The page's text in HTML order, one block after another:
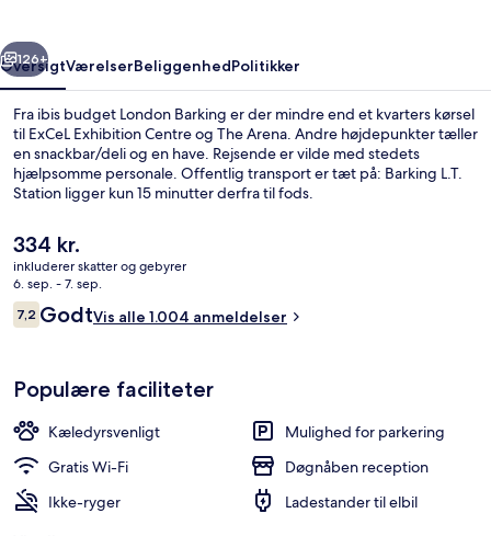
Næste
126+
OversigtVærelserBeliggenhedPolitikker
Fra ibis budget London Barking er der mindre end et kvarters kørsel
til ExCeL Exhibition Centre og The Arena. Andre højdepunkter tæller
en snackbar/deli og en have. Rejsende er vilde med stedets
hjælpsomme personale. Offentlig transport er tæt på: Barking L.T.
Station ligger kun 15 minutter derfra til fods.
Den
nuværende
pris
er
334 kr.
334 kr.
inkluderer skatter og gebyrer
6. sep. - 7. sep.
Anmeldelser
7,27,2 ud af 10.
GodtVis alle 1.004 anmeldelser
Populære faciliteter
Kæledyrsvenligt
Mulighed for parkering
Gratis Wi-Fi
Døgnåben reception
Ikke-ryger
Ladestander til elbil